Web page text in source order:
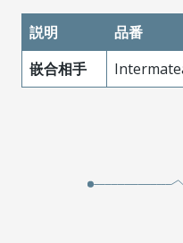
説明
品番
嵌合相手